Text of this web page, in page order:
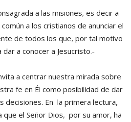
a las misiones, es decir a
a los cristianos de anunciar el
de todos los que, por tal motivo
a conocer a Jesucristo.-
a centrar nuestra mirada sobre
fe en Él como posibilidad de dar
decisiones. En la primera lectura,
el Señor Dios, por su amor, ha